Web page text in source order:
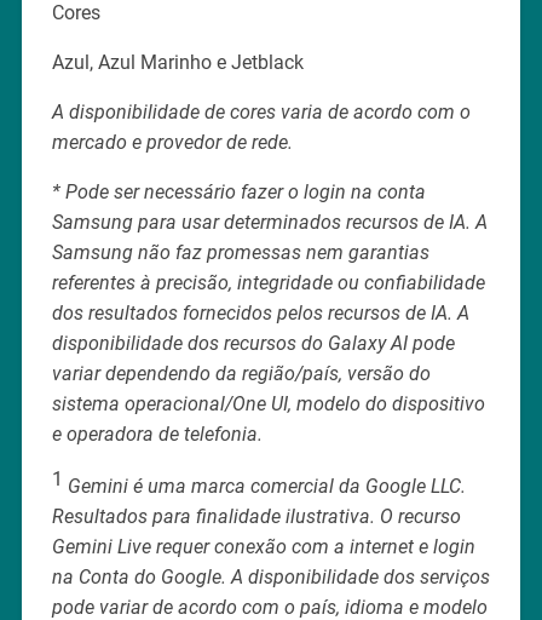
Cores
Azul, Azul Marinho e Jetblack
A disponibilidade de cores varia de acordo com o
mercado e provedor de rede.
* Pode ser necessário fazer o login na conta
Samsung para usar determinados recursos de IA. A
Samsung não faz promessas nem garantias
referentes à precisão, integridade ou confiabilidade
dos resultados fornecidos pelos recursos de IA. A
disponibilidade dos recursos do Galaxy AI pode
variar dependendo da região/país, versão do
sistema operacional/One UI, modelo do dispositivo
e operadora de telefonia.
1 Gemini é uma marca comercial da Google LLC.
Resultados para finalidade ilustrativa. O recurso
Gemini Live requer conexão com a internet e login
na Conta do Google. A disponibilidade dos serviços
pode variar de acordo com o país, idioma e modelo